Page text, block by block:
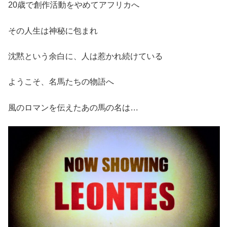
20歳で創作活動をやめてアフリカへ
その人生は神秘に包まれ
沈黙という余白に、人は惹かれ続けている
ようこそ、名馬たちの物語へ
風のロマンを伝えたあの馬の名は…